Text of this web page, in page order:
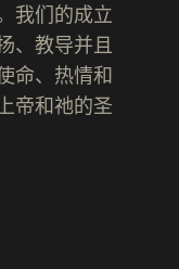
我们的成立
、教导并且
命、热情和
帝和祂的圣